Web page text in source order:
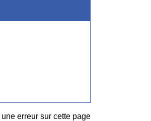
erreur sur cette page